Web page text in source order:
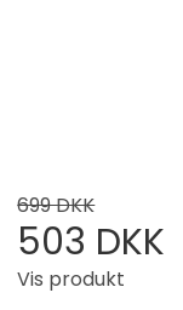
699 DKK
503 DKK
Vis produkt